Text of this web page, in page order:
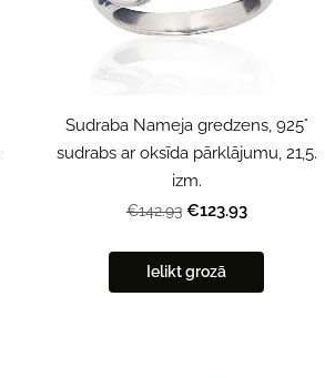
Sudraba Nameja gredzens, 925°
sudrabs ar oksīda pārklājumu, 21,5.
izm.
€142.93 €123.93
Ielikt grozā